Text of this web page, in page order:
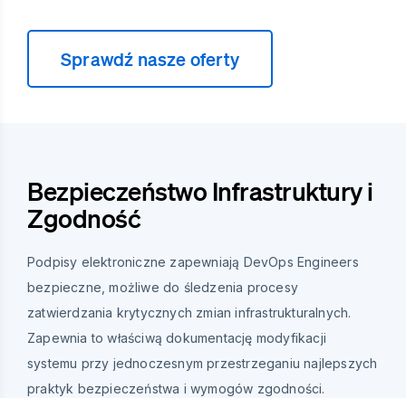
Sprawdź nasze oferty
Bezpieczeństwo Infrastruktury i
Zgodność
Podpisy elektroniczne zapewniają DevOps Engineers
bezpieczne, możliwe do śledzenia procesy
zatwierdzania krytycznych zmian infrastrukturalnych.
Zapewnia to właściwą dokumentację modyfikacji
systemu przy jednoczesnym przestrzeganiu najlepszych
praktyk bezpieczeństwa i wymogów zgodności.